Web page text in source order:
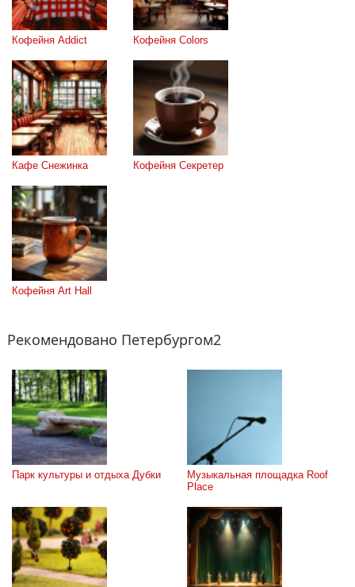
Кофейня Addict Кофейня Colors
Кафе Снежинка Кофейня Секретер
Кофейня Art Hall
Рекомендовано Петербургом2
Парк культуры и отдыха Дубки
Музыкальная площадка Roof
Place